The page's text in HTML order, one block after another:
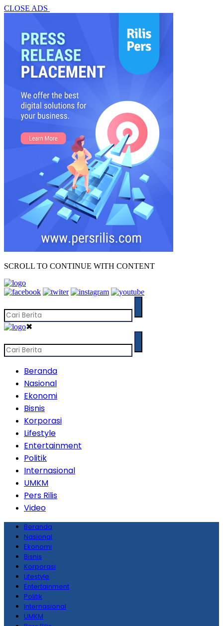
CLOSE ADS
SCROLL TO CONTINUE WITH CONTENT
✖
Beranda
Nasional
Ekonomi
Bisnis
Korporasi
Lifestyle
Entertainment
Politik
Internasional
UMKM
Pers Rilis
Video
Beranda
Nasional
Ekonomi
Bisnis
Korporasi
Lifestyle
Entertainment
Politik
Internasional
UMKM